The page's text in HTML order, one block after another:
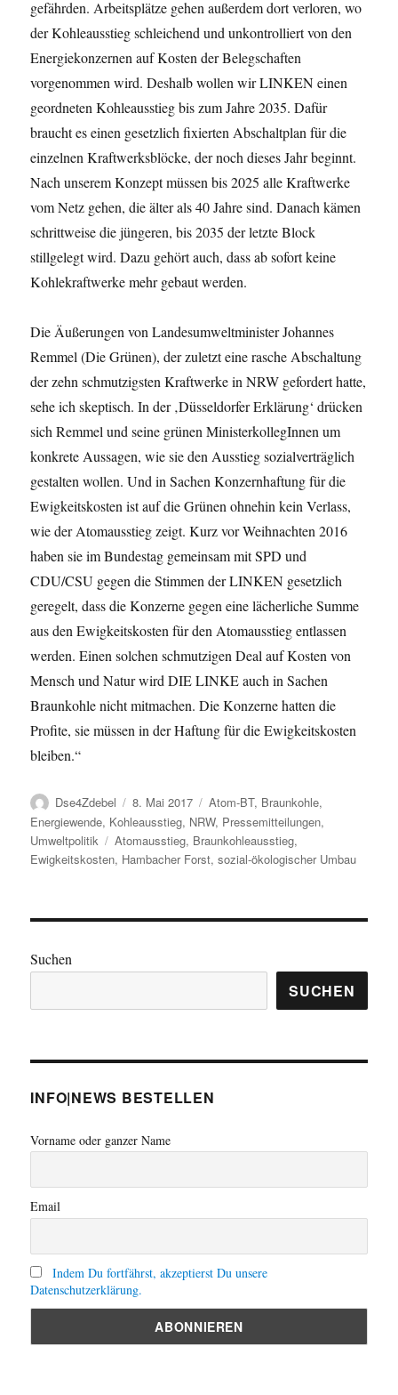
gefährden. Arbeitsplätze gehen außerdem dort verloren, wo
der Kohleausstieg schleichend und unkontrolliert von den
Energiekonzernen auf Kosten der Belegschaften
vorgenommen wird. Deshalb wollen wir LINKEN einen
geordneten Kohleausstieg bis zum Jahre 2035. Dafür
braucht es einen gesetzlich fixierten Abschaltplan für die
einzelnen Kraftwerksblöcke, der noch dieses Jahr beginnt.
Nach unserem Konzept müssen bis 2025 alle Kraftwerke
vom Netz gehen, die älter als 40 Jahre sind. Danach kämen
schrittweise die jüngeren, bis 2035 der letzte Block
stillgelegt wird. Dazu gehört auch, dass ab sofort keine
Kohlekraftwerke mehr gebaut werden.
Die Äußerungen von Landesumweltminister Johannes
Remmel (Die Grünen), der zuletzt eine rasche Abschaltung
der zehn schmutzigsten Kraftwerke in NRW gefordert hatte,
sehe ich skeptisch. In der ‚Düsseldorfer Erklärung‘ drücken
sich Remmel und seine grünen MinisterkollegInnen um
konkrete Aussagen, wie sie den Ausstieg sozialverträglich
gestalten wollen. Und in Sachen Konzernhaftung für die
Ewigkeitskosten ist auf die Grünen ohnehin kein Verlass,
wie der Atomausstieg zeigt. Kurz vor Weihnachten 2016
haben sie im Bundestag gemeinsam mit SPD und
CDU/CSU gegen die Stimmen der LINKEN gesetzlich
geregelt, dass die Konzerne gegen eine lächerliche Summe
aus den Ewigkeitskosten für den Atomausstieg entlassen
werden. Einen solchen schmutzigen Deal auf Kosten von
Mensch und Natur wird DIE LINKE auch in Sachen
Braunkohle nicht mitmachen. Die Konzerne hatten die
Profite, sie müssen in der Haftung für die Ewigkeitskosten
bleiben.“
Autor
Dse4Zdebel
Veröffentlicht
am
8. Mai 2017 Kategorien
Atom-BT, Braunkohle,
Energiewende, Kohleausstieg, NRW, Pressemitteilungen,
Umweltpolitik
Schlagwörter
Atomausstieg, Braunkohleausstieg,
Ewigkeitskosten, Hambacher Forst,sozial-ökologischer Umbau
Suchen
SUCHEN
INFO|NEWS BESTELLEN
Vorname oder ganzer Name
Email
Indem Du fortfährst, akzeptierst Du unsere
Datenschutzerklärung.